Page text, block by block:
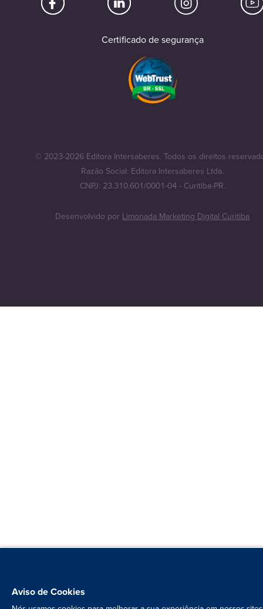
Certificado de segurança
© 2023-2026 Editora Intersaberes. Todos os direitos
Razão Social: Editora Intersaberes Ltda.
CNPJ: 23.310.601/0001-04 - Curitiba-PR.
Desenvolvido por Limonada Marketing Digital Curitiba
Aviso de Cookies